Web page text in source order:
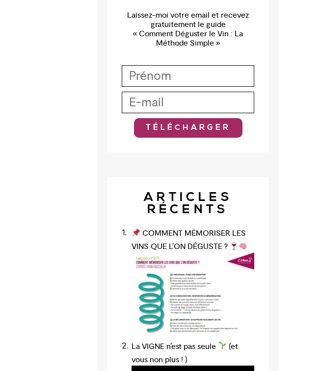
Laissez-moi votre email et recevez
gratuitement le guide
« Comment Déguster le Vin : La
Méthode Simple »
TÉLÉCHARGER
ARTICLES
RÉCENTS
COMMENT MÉMORISER LES
VINS QUE L’ON DÉGUSTE ?
La VIGNE n’est pas seule
(et
vous non plus ! )